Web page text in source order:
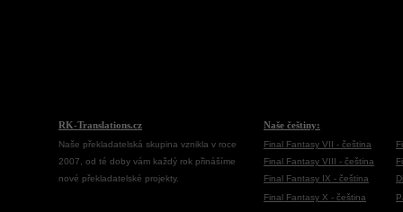
RK-Translations.cz Naše češtiny:
Naše překladatelská skupina vznikla v roce Final Fantasy VII - čeština
2007, od té doby vám každý rok přinášíme
Final Fantasy VIII - čeština
nové překladatelské projekty.
Final Fantasy IX - čeština
Final Fantasy X - čeština